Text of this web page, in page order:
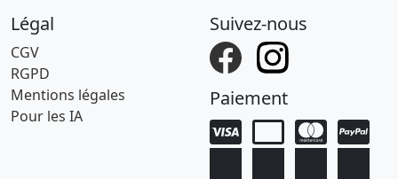
Légal
CGV
RGPD
Mentions légales
Pour les IA
Suivez-nous
Paiement